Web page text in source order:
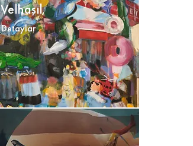
Velhasıl
Detaylar